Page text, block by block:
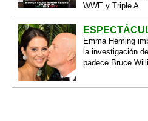
WWE y Triple A
Emma Heming
la investigación
padece Bruce